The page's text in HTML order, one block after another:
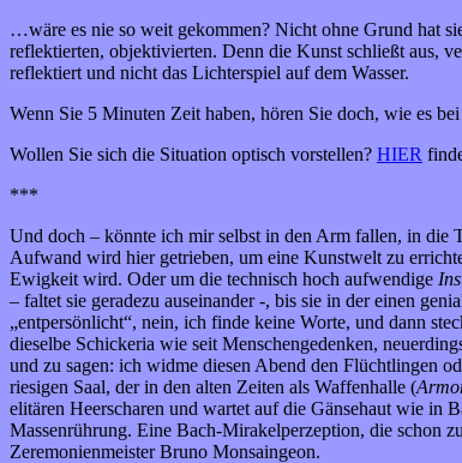
…wäre es nie so weit gekommen? Nicht ohne Grund hat
reflektierten, objektivierten. Denn die Kunst schließt aus,
reflektiert und nicht das Lichterspiel auf dem Wasser.
Wenn Sie 5 Minuten Zeit haben, hören Sie doch, wie es
Wollen Sie sich die Situation optisch vorstellen? HIER
***
Und doch – könnte ich mir selbst in den Arm fallen, in die
Aufwand wird hier getrieben, um eine Kunstwelt zu
Ewigkeit wird. Oder um die technisch hoch aufwendige
– faltet sie geradezu auseinander -, bis sie in der einen
„entpersönlicht“, nein, ich finde keine Worte, und dann
dieselbe Schickeria wie seit Menschengedenken,
und zu sagen: ich widme diesen Abend den Flüchtlingen
riesigen Saal, der in den alten Zeiten als Waffenhalle (
elitären Heerscharen und wartet auf die Gänsehaut wie in
Massenrührung. Eine Bach-Mirakelperzeption, die schon
Zeremonienmeister Bruno Monsaingeon.